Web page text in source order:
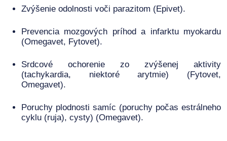
Zvýšenie odolnosti voči parazitom (Epivet).
Prevencia mozgových príhod a infarktu myokardu
(Omegavet, Fytovet).
Srdcové ochorenie zo zvýšenej aktivity
(tachykardia, niektoré arytmie) (Fytovet,
Omegavet).
Poruchy plodnosti samíc (poruchy počas estrálneho
cyklu (ruja), cysty) (Omegavet).